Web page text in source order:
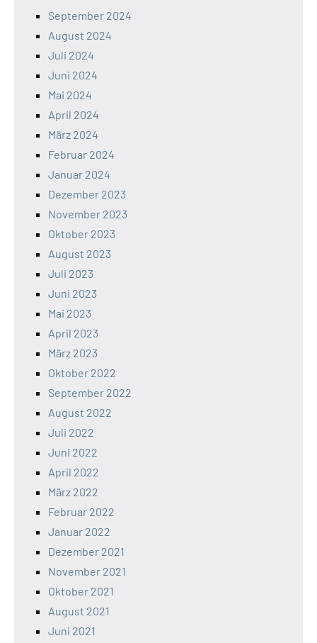
September 2024
August 2024
Juli 2024
Juni 2024
Mai 2024
April 2024
März 2024
Februar 2024
Januar 2024
Dezember 2023
November 2023
Oktober 2023
August 2023
Juli 2023
Juni 2023
Mai 2023
April 2023
März 2023
Oktober 2022
September 2022
August 2022
Juli 2022
Juni 2022
April 2022
März 2022
Februar 2022
Januar 2022
Dezember 2021
November 2021
Oktober 2021
August 2021
Juni 2021